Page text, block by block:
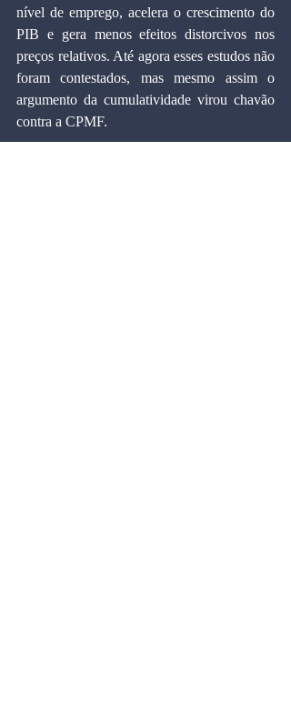
nível de emprego, acelera o crescimento do
PIB e gera menos efeitos distorcivos nos
preços relativos. Até agora esses estudos não
foram contestados, mas mesmo assim o
argumento da cumulatividade virou chavão
contra a CPMF.